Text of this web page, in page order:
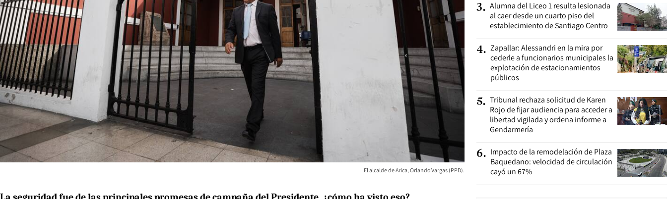
El alcalde de Arica, Orlando Vargas (PPD).
3. Alumna del Liceo 1 resulta lesionada
al caer desde un cuarto piso del
establecimiento de Santiago Centro
4. Zapallar: Alessandri en la mira por
cederle a funcionarios municipales la
explotación de estacionamientos
públicos
5. Tribunal rechaza solicitud de Karen
Rojo de fijar audiencia para acceder a
libertad vigilada y ordena informe a
Gendarmería
6. Impacto de la remodelación de Plaza
Baquedano: velocidad de circulación
cayó un 67%